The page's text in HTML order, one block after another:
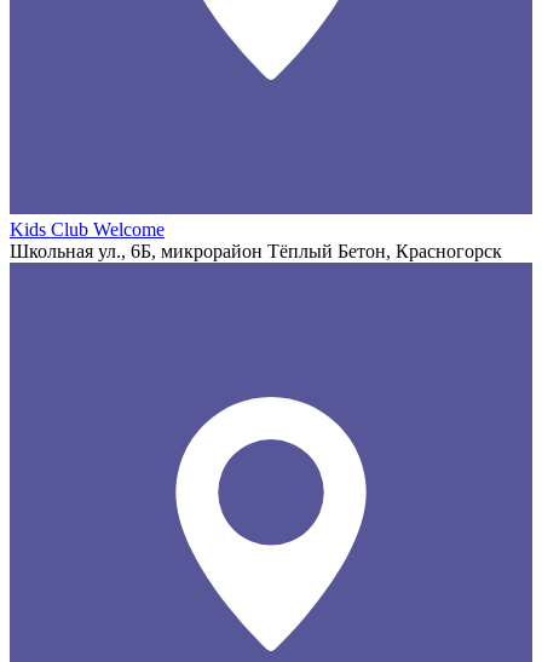
Kids Club Welcome
Школьная ул., 6Б, микрорайон Тёплый Бетон, Красногорск